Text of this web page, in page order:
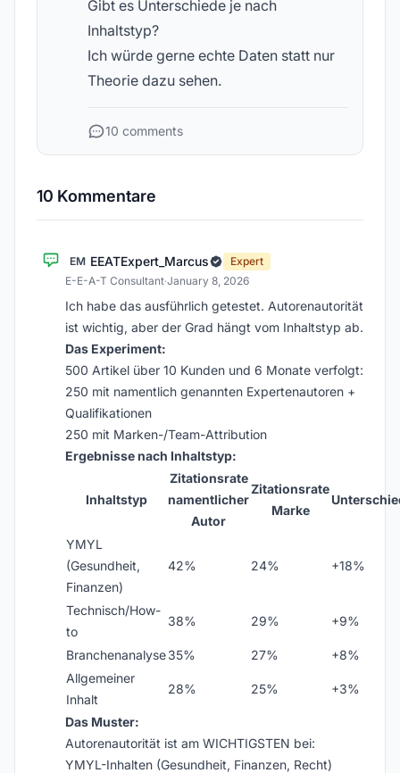
Gibt es Unterschiede je nach
Inhaltstyp?
Ich würde gerne echte Daten statt nur
Theorie dazu sehen.
10 comments
10 Kommentare
EM EEATExpert_Marcus
Expert
E-E-A-T Consultant·January 8, 2026
Ich habe das ausführlich getestet. Autorenautorität
ist wichtig, aber der Grad hängt vom Inhaltstyp ab.
Das Experiment:
500 Artikel über 10 Kunden und 6 Monate verfolgt:
250 mit namentlich genannten Expertenautoren +
Qualifikationen
250 mit Marken-/Team-Attribution
Ergebnisse nach Inhaltstyp:
Inhaltstyp
Zitationsrate
namentlicher
Autor
Zitationsrate
Marke
YMYL
(Gesundheit,
Finanzen)
42% 24% +18%
Technisch/How-
to
38% 29% +9%
Branchenanalyse35% 27%
+8%
Allgemeiner
Inhalt
28% 25% +3%
Das Muster:
Autorenautorität ist am WICHTIGSTEN bei:
YMYL-Inhalten (Gesundheit, Finanzen, Recht)